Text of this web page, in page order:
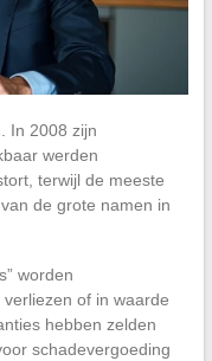
In 2008 zijn
werden
terwijl de meeste
de grote namen in
worden
of in waarde
hebben zelden
schadevergoeding